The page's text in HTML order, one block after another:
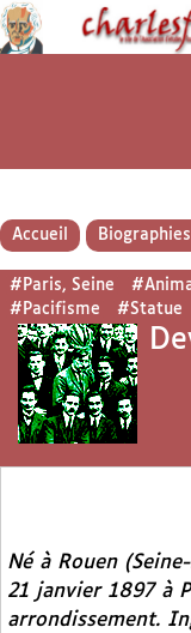
Accueil Biographies
#Paris, Seine
#Pacifisme
#Statue
Né à Rouen
21 janvier 1897 à
arrondissement.